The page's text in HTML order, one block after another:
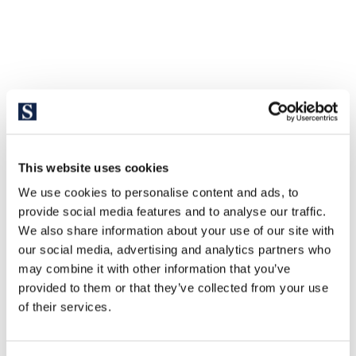
This website uses cookies
We use cookies to personalise content and ads, to
provide social media features and to analyse our traffic.
We also share information about your use of our site with
our social media, advertising and analytics partners who
may combine it with other information that you’ve
provided to them or that they’ve collected from your use
of their services.